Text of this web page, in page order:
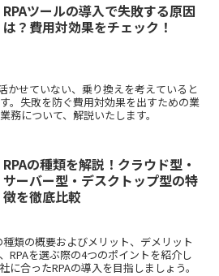
RPAツールの導入で失敗する原因
は？費用対効果をチェック！
かせていない、乗り換えを考えていると
。失敗を防ぐ費用対効果を出すための業
務について、解説いたします。
RPAの種類を解説！クラウド型・
サーバー型・デスクトップ型の特
徴を徹底比較
類の概要およびメリット、デメリット
RPAを選ぶ際の4つのポイントを紹介し
に合ったRPAの導入を目指しましょう。